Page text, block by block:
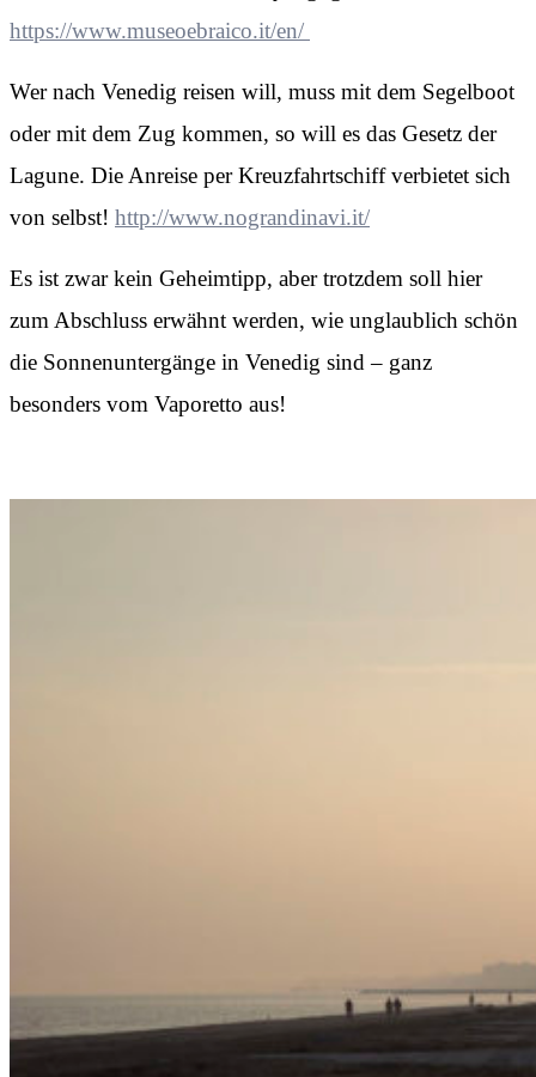
https://www.museoebraico.it/en/
Wer nach Venedig reisen will, muss mit dem Segelboot
oder mit dem Zug kommen, so will es das Gesetz der
Lagune. Die Anreise per Kreuzfahrtschiff verbietet sich
von selbst! http://www.nograndinavi.it/
Es ist zwar kein Geheimtipp, aber trotzdem soll hier
zum Abschluss erwähnt werden, wie unglaublich schön
die Sonnenuntergänge in Venedig sind – ganz
besonders vom Vaporetto aus!